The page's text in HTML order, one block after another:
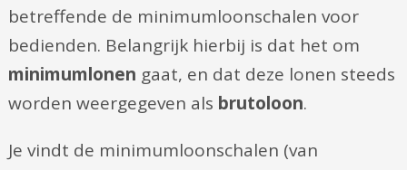
betreffende de minimumloonschalen voor
bedienden. Belangrijk hierbij is dat het om
minimumlonen gaat, en dat deze lonen steeds
worden weergegeven als brutoloon.
Je vindt de minimumloonschalen (van